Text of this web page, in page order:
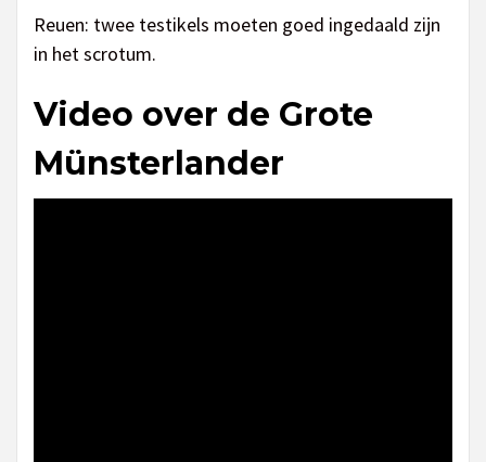
Reuen: twee testikels moeten goed ingedaald zijn
in het scrotum.
Video over de Grote
Münsterlander